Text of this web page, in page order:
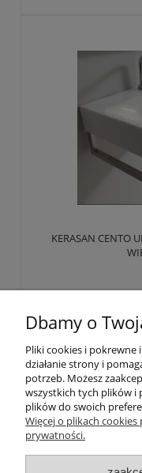
KERASAN CENTO
Dbamy o
Pliki cookies i
działanie strony i
potrzeb. Możesz
wszystkich tych plików i
plików do swoich
Więcej o plikach cookies
prywatności.